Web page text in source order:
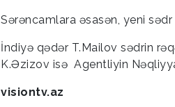
Sərəncamlara əsasən, yeni
İndiyə qədər T.Mailov sədrin
K.Əzizov isə Agentliyin
visiontv.az